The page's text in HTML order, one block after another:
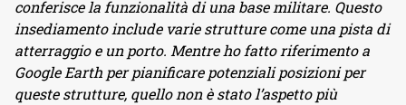
conferisce la funzionalità di una base militare. Questo
insediamento include varie strutture come una pista di
atterraggio e un porto. Mentre ho fatto riferimento a
Google Earth per pianificare potenziali posizioni per
queste strutture, quello non è stato l’aspetto più